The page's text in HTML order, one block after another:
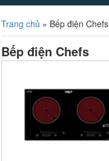
Trang chủ » Bếp điện Chefs
Bếp điện Chefs